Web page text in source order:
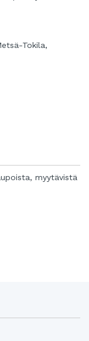
Tokila,
myytävistä